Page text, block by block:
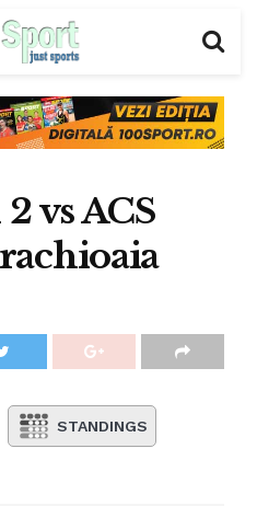
vs ACS
STANDINGS